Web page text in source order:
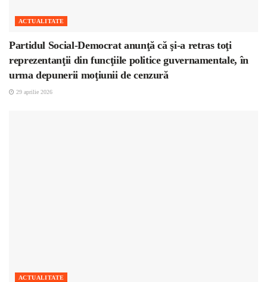
ACTUALITATE
Partidul Social-Democrat anunţă că şi-a retras toţi
reprezentanţii din funcţiile politice guvernamentale, în
urma depunerii moţiunii de cenzură
29 aprilie 2026
ACTUALITATE